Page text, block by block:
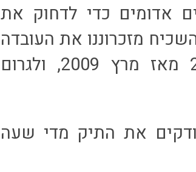
אדומים כדי לדחוק את
מזכרוננו את העובדה
שאותו שוק עלה ביותר מ-200% מאז מרץ 2009, ולגרום
את התיק מדי שעה